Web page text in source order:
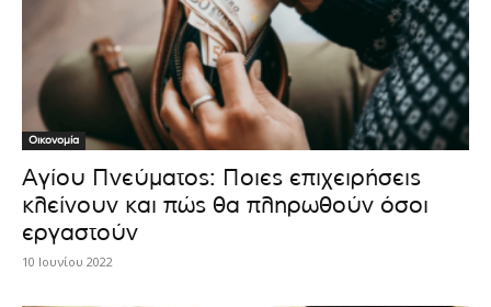
Οικονομία
Αγίου Πνεύματος: Ποιες επιχειρήσεις
κλείνουν και πώς θα πληρωθούν όσοι
εργαστούν
10 Ιουνίου 2022